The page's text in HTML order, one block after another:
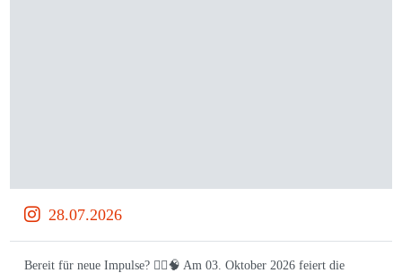
28.07.2026
Bereit für neue Impulse? 🏃‍♀️🧠 Am 03. Oktober 2026 feiert die